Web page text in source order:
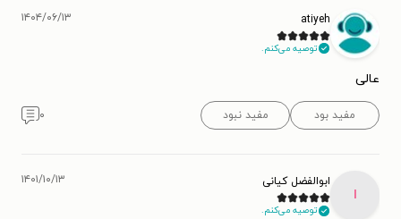
atiyeh
توصیه می‌کنم.
۱۴۰۴/۰۶/۱۳
عا‌لی
مفید بود مفید نبود ۰
ا
ابوالفضل کیانی
توصیه می‌کنم.
۱۴۰۱/۱۰/۱۳